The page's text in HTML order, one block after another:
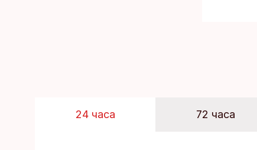
24 часа 72 часа